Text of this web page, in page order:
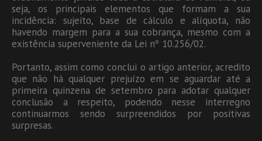
seja, os principais elementos que formam a sua
incidência: sujeito, base de cálculo e alíquota, não
havendo margem para a sua cobrança, mesmo com a
existência superveniente da Lei nº 10.256/02.
Portanto, assim como conclui o artigo anterior, acredito
que não há qualquer prejuízo em se aguardar até a
primeira quinzena de setembro para adotar qualquer
conclusão a respeito, podendo nesse interregno
continuarmos sendo surpreendidos por positivas
surpresas.